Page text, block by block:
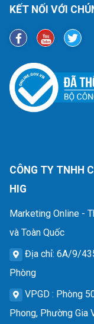
KẾT NỐI VỚI
CÔNG TY TNHH
HIG
Marketing Online -
và Toàn Quốc
Địa chỉ: 6A/9/
Phòng
VPGD : Phòng
Phong, Phường Gia